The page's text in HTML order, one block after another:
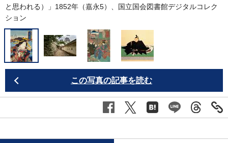
と思われる）」1852年（嘉永5）、
国立国会図書館デジタルコレク
ション
この写真の記事を読む